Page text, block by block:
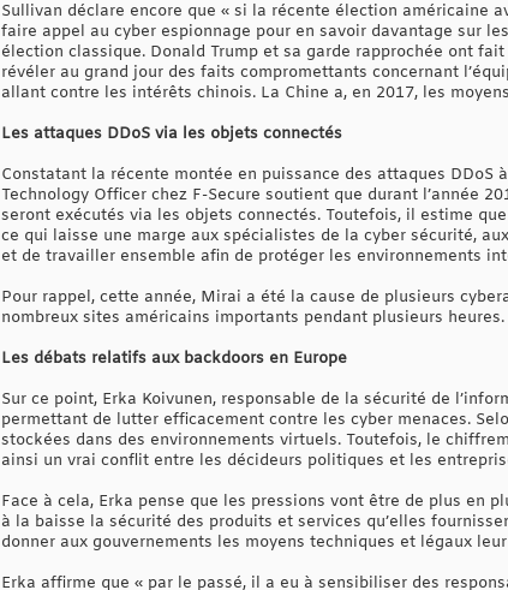
Sullivan déclare encore que « si la récente élection américaine
faire appel au cyber espionnage pour en savoir davantage sur
élection classique. Donald Trump et sa garde rapprochée ont
révéler au grand jour des faits compromettants concernant
allant contre les intérêts chinois. La Chine a, en 2017, les
Les attaques DDoS via les objets connectés
Constatant la récente montée en puissance des attaques
Technology Officer chez F-Secure soutient que durant l’année
seront exécutés via les objets connectés. Toutefois, il estime
ce qui laisse une marge aux spécialistes de la cyber sécurité,
et de travailler ensemble afin de protéger les environnements
Pour rappel, cette année, Mirai a été la cause de plusieurs
nombreux sites américains importants pendant plusieurs heures.
Les débats relatifs aux backdoors en Europe
Sur ce point, Erka Koivunen, responsable de la sécurité de
permettant de lutter efficacement contre les cyber menaces.
stockées dans des environnements virtuels. Toutefois, le
ainsi un vrai conflit entre les décideurs politiques et les
Face à cela, Erka pense que les pressions vont être de plus en
à la baisse la sécurité des produits et services qu’elles
donner aux gouvernements les moyens techniques et légaux
Erka affirme que « par le passé, il a eu à sensibiliser des